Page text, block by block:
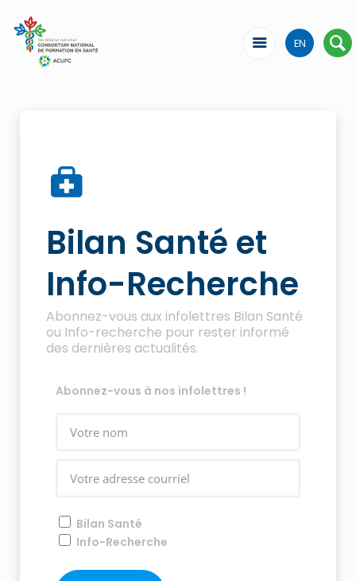
EN
Bilan Santé et
Info-Recherche
Abonnez-vous aux infolettres Bilan Santé
ou Info-recherche pour rester informé
des dernières actualités.
Abonnez-vous à nos infolettres !
Bilan Santé
Info-Recherche